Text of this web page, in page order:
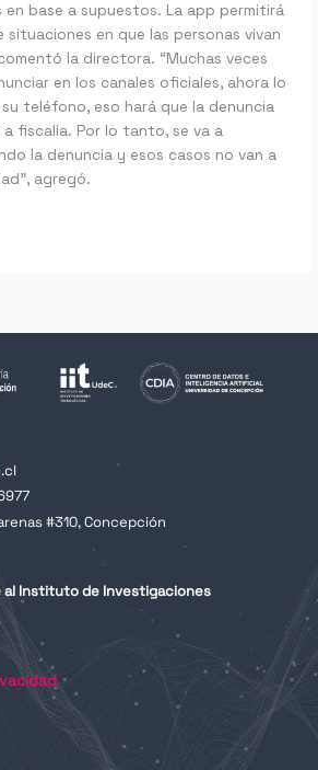
base a supuestos. La app permitirá
en que las personas vivan
la directora. “Muchas veces
en los canales oficiales, ahora lo
teléfono, eso hará que la denuncia
fiscalía. Por lo tanto, se va a
la denuncia y esos casos no van a
agregó.
#310, Concepción
Instituto de Investigaciones